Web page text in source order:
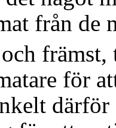
från de
främst,
för
därför